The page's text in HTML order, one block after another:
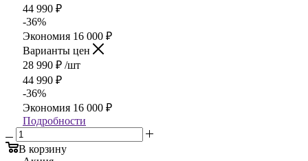
44 990 ₽
-36%
Экономия 16 000 ₽
Варианты цен
28 990 ₽ /шт
44 990 ₽
-36%
Экономия 16 000 ₽
Подробности
В корзину